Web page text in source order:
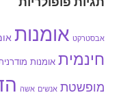
אבסטרקט אומנות
חינמית אומנות
מופשטת אנשים אשה